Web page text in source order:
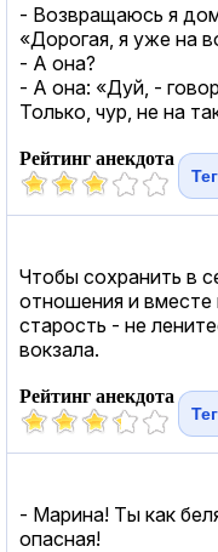
- Возвращаюсь я
«Дорогая, я уже на
- А она?
- А она: «Дуй, -
Только, чур, не на
Рейтинг анекдота
Чтобы сохранить в
отношения и вместе
старость - не
вокзала.
Рейтинг анекдота
- Марина! Ты как
опасная!